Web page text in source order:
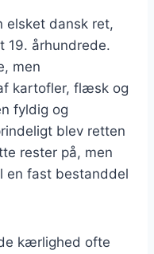
dansk ret,
19. århundrede.
men
kartofler, flæsk og
fyldig og
blev retten
rester på, men
en fast bestanddel
kærlighed ofte